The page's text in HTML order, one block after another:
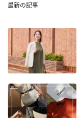
最新の記事